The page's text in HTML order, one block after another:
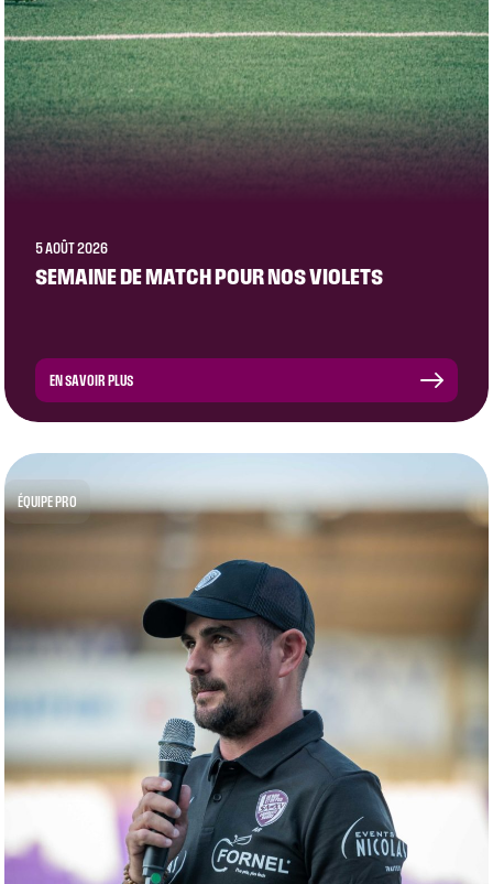
5 AOÛT 2026
SEMAINE DE MATCH POUR NOS VIOLETS
EN SAVOIR PLUS
ÉQUIPE PRO